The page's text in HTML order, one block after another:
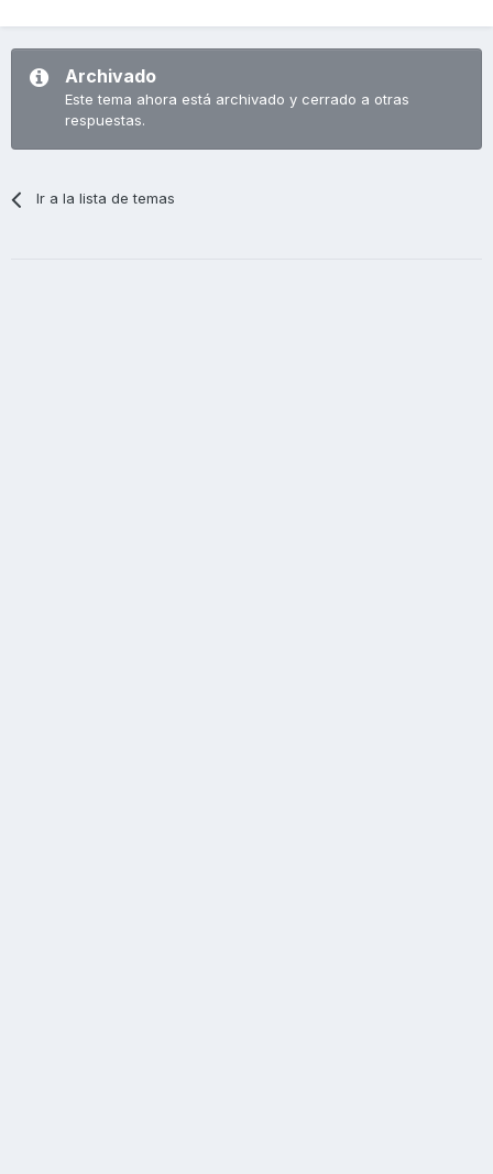
Archivado
Este tema ahora está archivado y cerrado a otras
respuestas.
Ir a la lista de temas